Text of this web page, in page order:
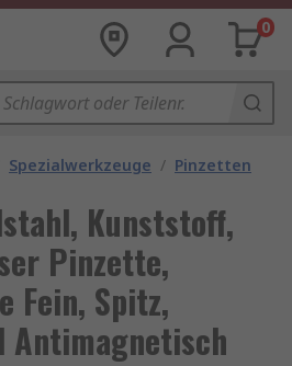
0
Spezialwerkzeuge / Pinzetten
Kunststoff,
Pinzette,
Fein, Spitz,
Antimagnetisch